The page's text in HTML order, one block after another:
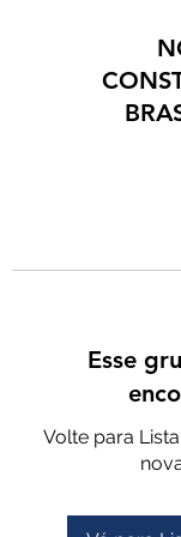
Esse
Volte para